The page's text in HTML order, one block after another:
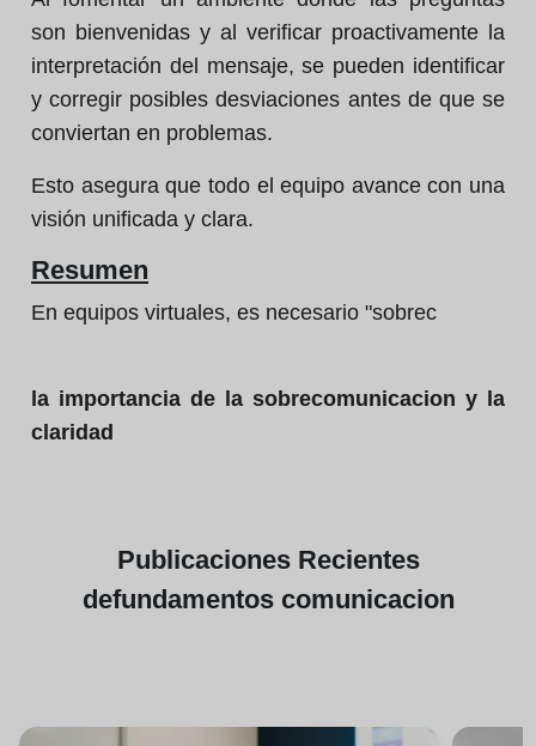
son bienvenidas y al verificar proactivamente la
interpretación del mensaje, se pueden identificar
y corregir posibles desviaciones antes de que se
conviertan en problemas.
Esto asegura que todo el equipo avance con una
visión unificada y clara.
Resumen
En equipos virtuales, es necesario "sobrec
la importancia de la sobrecomunicacion y la
claridad
Publicaciones Recientes
defundamentos comunicacion